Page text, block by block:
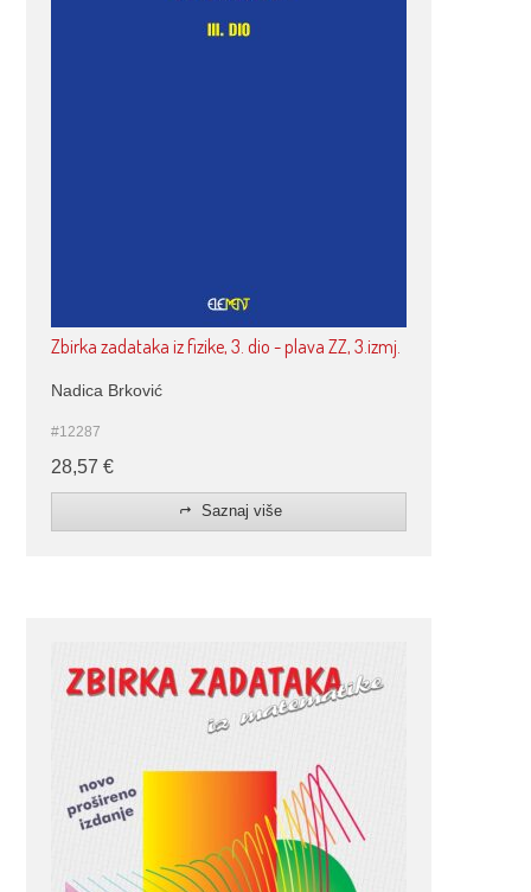
Zbirka zadataka iz fizike, 3. dio - plava ZZ, 3.izmj.
Nadica Brković
#12287
28,57 €
Saznaj više